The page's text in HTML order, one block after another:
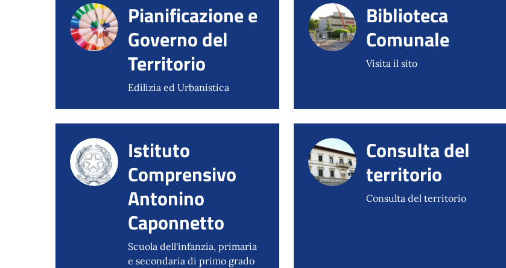
Pianificazione e
Governo del
Territorio
Edilizia ed Urbanistica
Biblioteca
Comunale
Visita il sito
Istituto
Comprensivo
Antonino
Caponnetto
Scuola dell'infanzia, primaria
e secondaria di primo grado
Consulta del
territorio
Consulta del territorio